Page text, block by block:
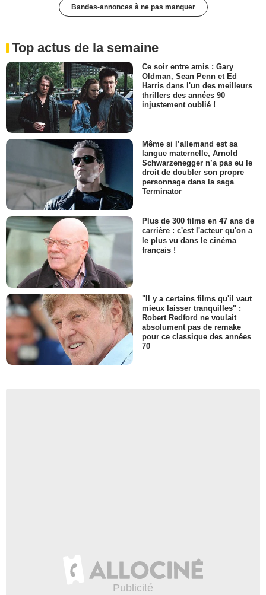
Bandes-annonces à ne pas manquer
Top actus de la semaine
Ce soir entre amis : Gary
Oldman, Sean Penn et Ed
Harris dans l'un des meilleurs
thrillers des années 90
injustement oublié !
Même si l’allemand est sa
langue maternelle, Arnold
Schwarzenegger n’a pas eu le
droit de doubler son propre
personnage dans la saga
Terminator
Plus de 300 films en 47 ans de
carrière : c'est l'acteur qu'on a
le plus vu dans le cinéma
français !
"Il y a certains films qu'il vaut
mieux laisser tranquilles" :
Robert Redford ne voulait
absolument pas de remake
pour ce classique des années
70